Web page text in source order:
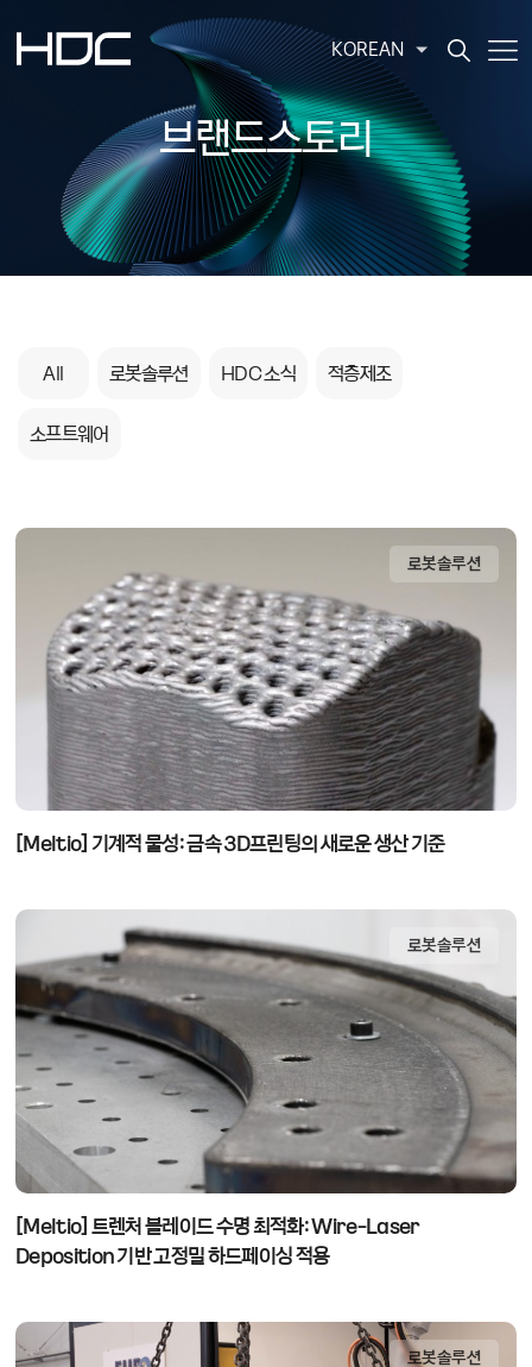
KOREAN
브랜드스토리
All 로봇솔루션 HDC 소식 적층제조
소프트웨어
로봇솔루션
[Meltio] 기계적 물성: 금속 3D프린팅의 새로운 생산 기준
로봇솔루션
[Meltio] 트렌처 블레이드 수명 최적화: Wire-Laser
Deposition 기반 고정밀 하드페이싱 적용
로봇솔루션